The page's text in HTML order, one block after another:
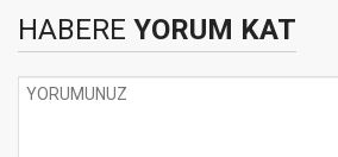
HABERE YORUM KAT